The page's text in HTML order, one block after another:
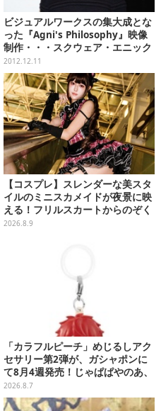
ビジュアルワークスの集大成とな
った『Agni's Philosophy』映像
制作・・・スクウェア・エニック
ス・オープンカンファレンス2012
2012.12.11
【コスプレ】スレンダーな美スタ
イルのミニスカメイドが夜景に映
える！フリルスカートからのぞく
美太ももが眩しい台湾ガール【写
2026.8.9
「カラフルピーチ」めじるしアク
セサリー第2弾が、ガシャポンに
て8月4週発売！じゃぱぱやのあ、
シヴァたちメンバー11名分ライン
ナップ
2026.8.7